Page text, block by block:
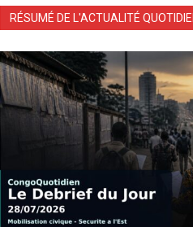
RÉSUMÉ DE L'ACTUALITÉ